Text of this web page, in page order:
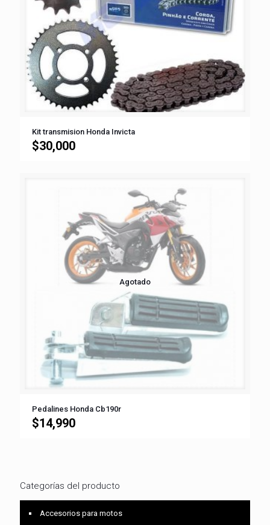
Kit transmision Honda Invicta
$30,000
Agotado
Pedalines Honda Cb190r
$14,990
Categorías del producto
Accesorios para motos